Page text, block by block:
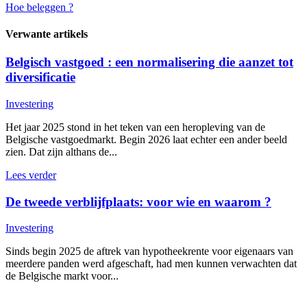
Hoe beleggen ?
Verwante artikels
Belgisch vastgoed : een normalisering die aanzet tot
diversificatie
Investering
Het jaar 2025 stond in het teken van een heropleving van de
Belgische vastgoedmarkt. Begin 2026 laat echter een ander beeld
zien. Dat zijn althans de...
Lees verder
De tweede verblijfplaats: voor wie en waarom ?
Investering
Sinds begin 2025 de aftrek van hypotheekrente voor eigenaars van
meerdere panden werd afgeschaft, had men kunnen verwachten dat
de Belgische markt voor...